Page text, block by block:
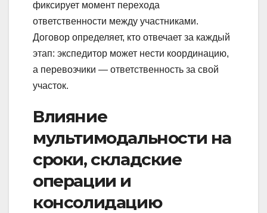
фиксирует момент перехода
ответственности между участниками.
Договор определяет, кто отвечает за каждый
этап: экспедитор может нести координацию,
а перевозчики — ответственность за свой
участок.
Влияние
мультимодальности на
сроки, складские
операции и
консолидацию